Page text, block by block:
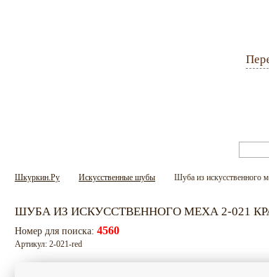
Шкуркин.Ру Искусственные шубы Шуба из искусственного
ШУБА ИЗ ИСКУССТВЕННОГО МЕХА 2-021
Номер для поиска: 4560
Артикул: 2-021-red